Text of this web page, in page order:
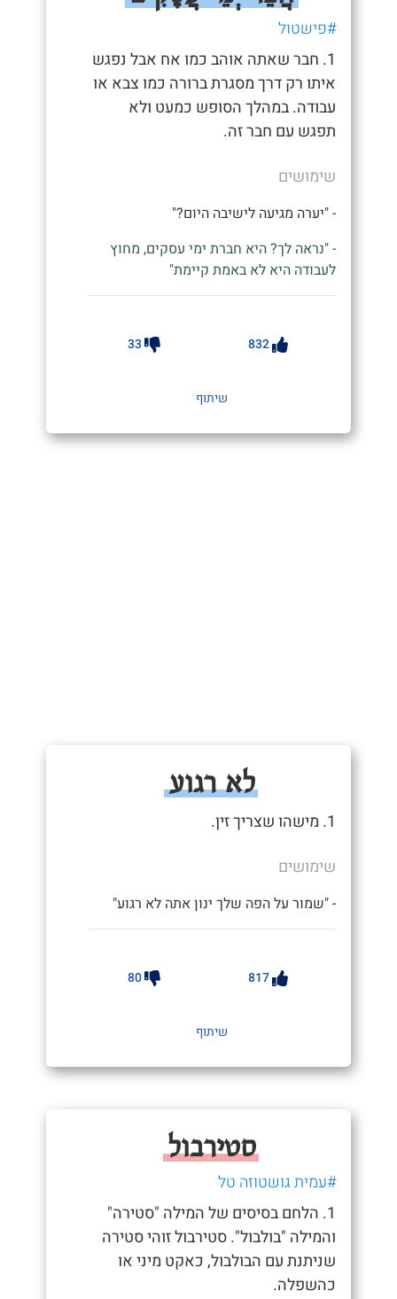
#פישטול
1. חבר שאתה אוהב כמו אח אבל נפגש
איתו רק דרך מסגרת ברורה כמו צבא או
עבודה. במהלך הסופש כמעט ולא
תפגש עם חבר זה.
שימושים
- "יערה מגיעה לישיבה היום?"
- "נראה לך? היא חברת ימי עסקים, מחוץ
לעבודה היא לא באמת קיימת"
832
33
שיתוף
לא רגוע
1. מישהו שצריך זין.
שימושים
- "שמור על הפה שלך ינון אתה לא רגוע"
817
80
שיתוף
סטירבול
#עמית גושטוזה טל
1. הלחם בסיסים של המילה "סטירה"
והמילה "בולבול". סטירבול זוהי סטירה
שניתנת עם הבולבול, כאקט מיני או
כהשפלה.